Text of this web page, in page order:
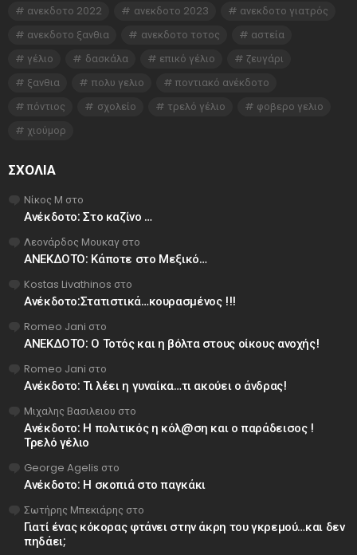
ανεκδοτο 2022
ανεκδοτο 2023
ανεκδοτο γιατρός
ανεκδοτο ξανθια
ανεκδοτο τοτος
αστεία
γέλιο
δασκάλα επικό γέλιο
ζευγάρι
ξανθια
πολυ γελιο
ποντιακό ανέκδοτο
πόντιος
σχολείο τρελό γέλιο
φοβερο γελιο
χιούμορ
ΣΧΌΛΙΑ
Νίκος Μ στο
Ανέκδοτο: Στο καζίνο …
Λεονάρδος Μουκαγ στο
ΑΝΕΚΔΟΤΟ: Κάποτε στο Μεξικό…
Kostas Livathinos στο
Ανέκδοτο:Στατιστικά…κουρασμένος !!!
Romeo Jani στο
ΑΝΕΚΔΟΤΟ: Ο Τοτός και η βόλτα στους οίκους ανοχής!
Romeo Jani στο
Ανέκδοτο: Τι λέει η γυναίκα…τι ακούει ο άνδρας!
Μιχαλης Βασιλειου στο
Ανέκδοτο: Η πολιτικός η κόλ@ση και ο παράδεισος !
Τρελό γέλιο
George Agelis στο
Ανέκδοτο: Η σκοπιά στο παγκάκι
Σωτήρης Μπεκιάρης στο
Γιατί ένας κόκορας φτάνει στην άκρη του γκρεμού…και δεν
πηδάει;